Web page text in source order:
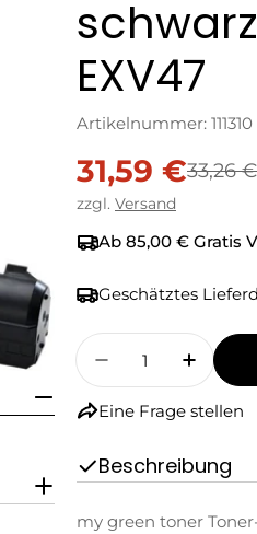
EXV47
Artikelnummer: 111310
31,59 €
Regulärer
Preis
33,26 €
zzgl. Versand
Ab 85,00 € Gratis
Geschätztes
Menge
Menge Für
Eine Frage stellen
Beschreibung
my green toner Toner-